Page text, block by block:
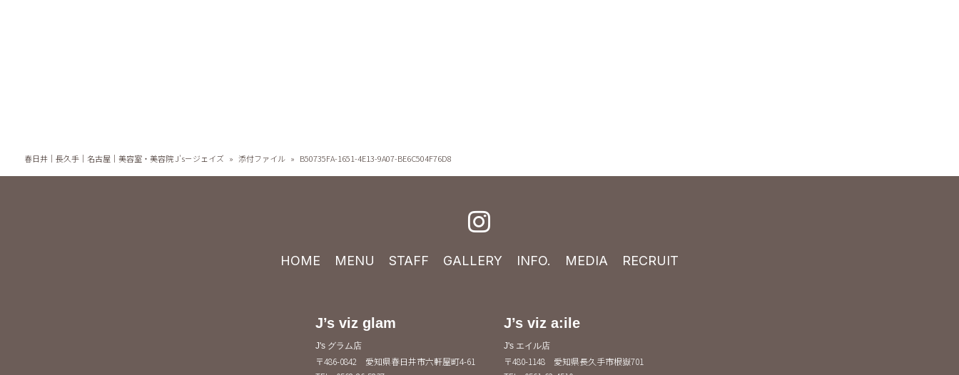
春日井｜長久手｜名古屋｜美容室・美容院 J's－ジェイズ » 添付ファイル » B50735FA-1651-4E13-9A07-BE6C504F76D8
HOME MENU STAFF GALLERY INFO. MEDIA RECRUIT
J’s viz glam
J's グラム店
〒486-0842 愛知県春日井市六軒屋町4-61
J’s viz a:ile
J's エイル店
〒480-1148 愛知県長久手市根嶽701